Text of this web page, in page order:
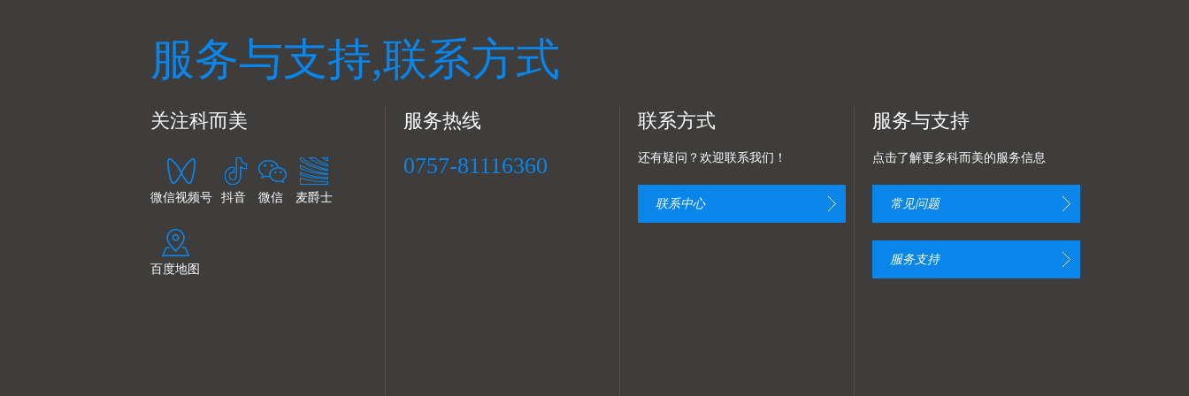
服务与支持,联系方式
关注科而美
微信视频号 抖音 微信 麦爵士
百度地图
服务热线
0757-81116360
联系方式
还有疑问？欢迎联系我们！
联系中心
服务与支持
点击了解更多科而美的服务信息
常见问题
服务支持